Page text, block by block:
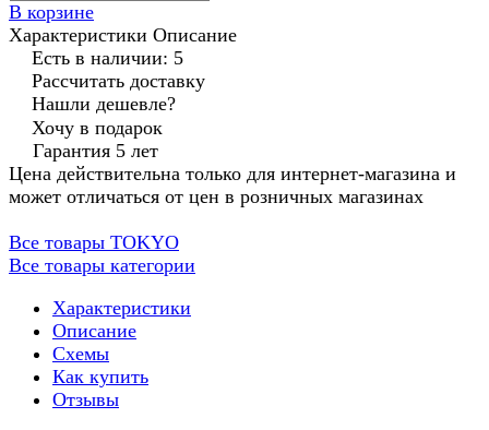
В корзине
Характеристики Описание
Есть в наличии: 5
Рассчитать доставку
Нашли дешевле?
Хочу в подарок
Гарантия 5 лет
Цена действительна только для интернет-магазина и
может отличаться от цен в розничных магазинах
Все товары TOKYO
Все товары категории
Характеристики
Описание
Схемы
Как купить
Отзывы